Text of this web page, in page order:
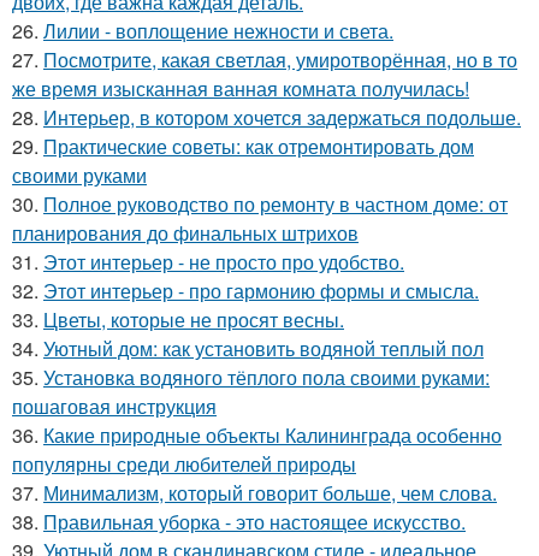
26. Лилии - воплощение нежности и света.
27. Посмотрите, какая светлая, умиротворённая, но в то
же время изысканная ванная комната получилась!
28. Интерьер, в котором хочется задержаться подольше.
29. Практические советы: как отремонтировать дом
своими руками
30. Полное руководство по ремонту в частном доме: от
планирования до финальных штрихов
31. Этот интерьер - не просто про удобство.
32. Этот интерьер - про гармонию формы и смысла.
33. Цветы, которые не просят весны.
34. Уютный дом: как установить водяной теплый пол
35. Установка водяного тёплого пола своими руками:
пошаговая инструкция
36. Какие природные объекты Калининграда особенно
популярны среди любителей природы
37. Минимализм, который говорит больше, чем слова.
38. Правильная уборка - это настоящее искусство.